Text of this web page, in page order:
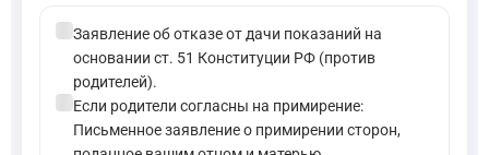
Заявление об отказе от дачи показаний на
основании ст. 51 Конституции РФ (против
родителей).
Если родители согласны на примирение:
Письменное заявление о примирении сторон,